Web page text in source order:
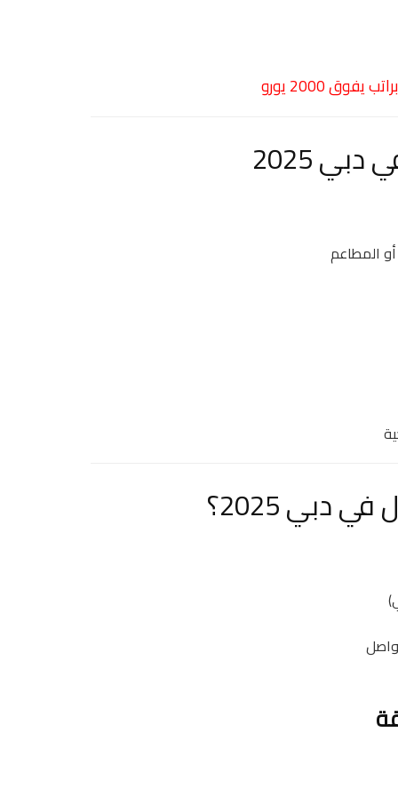
2025
المطاعم
2025؟